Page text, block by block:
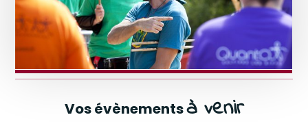
Vos évènementsà venir